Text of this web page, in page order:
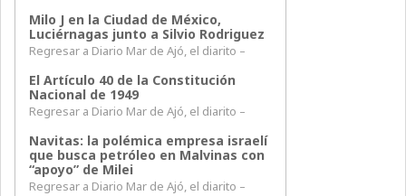
Milo J en la Ciudad de México,
Luciérnagas junto a Silvio Rodriguez
Regresar a Diario Mar de Ajó, el diarito –
El Artículo 40 de la Constitución
Nacional de 1949
Regresar a Diario Mar de Ajó, el diarito –
Navitas: la polémica empresa israelí
que busca petróleo en Malvinas con
“apoyo” de Milei
Regresar a Diario Mar de Ajó, el diarito –